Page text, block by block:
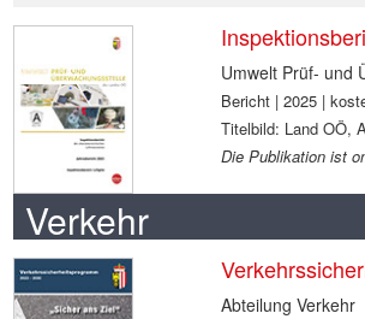
Umwelt Prüf- und
Bericht | 2025 |
Titelbild: Land OÖ,
Die Publikation ist
Verkehr
Abteilung Verkehr